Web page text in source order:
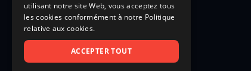
utilisant notre site Web, vous acceptez tous
les cookies conformément à notre Politique
relative aux cookies.
ACCEPTER TOUT